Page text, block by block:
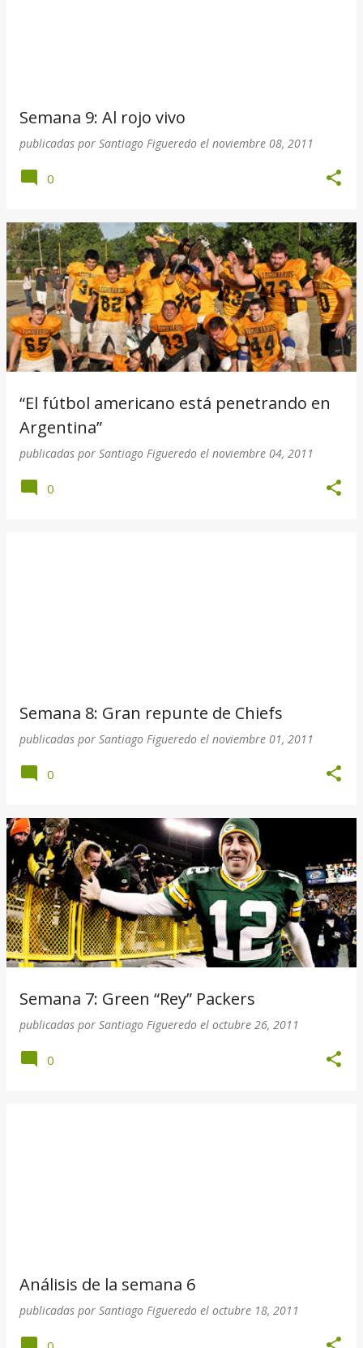
Semana 9: Al rojo vivo
publicadas por Santiago Figueredo el noviembre 08, 2011
0
“El fútbol americano está penetrando en
Argentina”
publicadas por Santiago Figueredo el noviembre 04, 2011
0
Semana 8: Gran repunte de Chiefs
publicadas por Santiago Figueredo el noviembre 01, 2011
0
Semana 7: Green “Rey” Packers
publicadas por Santiago Figueredo el octubre 26, 2011
0
Análisis de la semana 6
publicadas por Santiago Figueredo el octubre 18, 2011